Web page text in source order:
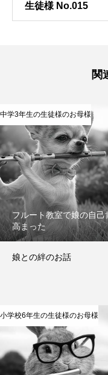
コンサート情報
個人情報保護方針
特定商取引法
著作権
生徒様 No.015
関
中学3年生の生徒様のお母様
フルート教室で娘の自己
高まった
娘との絆のお話
小学校6年生の生徒様のお母様